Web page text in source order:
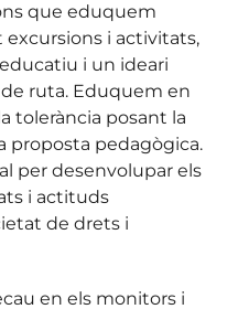
que eduquem
i activitats,
i un ideari
ruta. Eduquem en
tolerància posant la
proposta pedagògica.
per desenvolupar els
i actituds
de drets i
en els monitors i